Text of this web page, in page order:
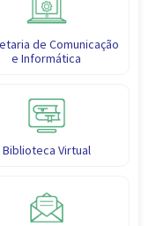
de Comunicação
e Informática
Biblioteca Virtual